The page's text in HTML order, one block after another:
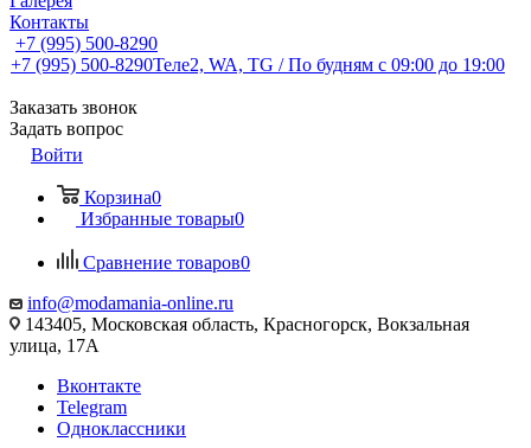
Контакты
+7 (995) 500-8290
+7 (995) 500-8290Теле2, WA, TG / По будням c 09:00 до 19:00
Заказать звонок
Задать вопрос
Войти
Корзина0
Избранные товары0
Сравнение товаров0
info@modamania-online.ru
143405, Московская область, Красногорск, Вокзальная
улица, 17А
Вконтакте
Telegram
Одноклассники